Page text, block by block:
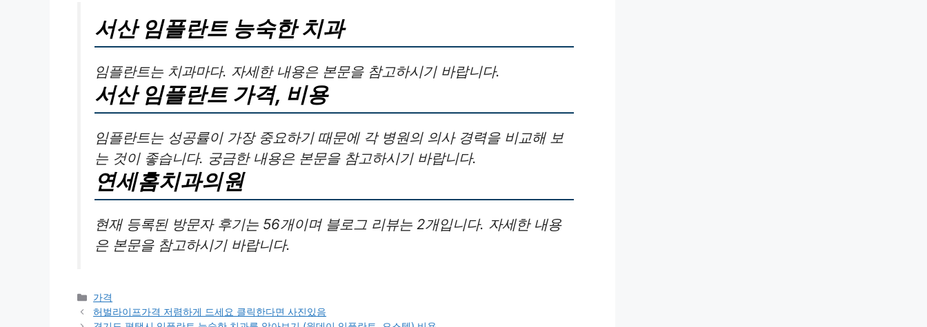
서산 임플란트 능숙한 치과
임플란트는 치과마다. 자세한 내용은 본문을 참고하시기 바랍니다.
서산 임플란트 가격, 비용
임플란트는 성공률이 가장 중요하기 때문에 각 병원의 의사 경력을 비교해 보
는 것이 좋습니다. 궁금한 내용은 본문을 참고하시기 바랍니다.
연세홈치과의원
현재 등록된 방문자 후기는 56개이며 블로그 리뷰는 2개입니다. 자세한 내용
은 본문을 참고하시기 바랍니다.
카
테
가격
허벌라이프가격 저렴하게 드세요 클릭한다면 사진있음